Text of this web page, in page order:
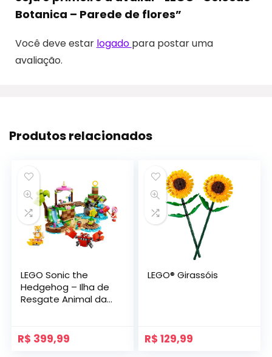
Botanica – Parede de flores”
Você deve estar logado para postar uma
avaliação.
Produtos relacionados
LEGO Sonic the
Hedgehog – Ilha de
Resgate Animal da
R$ 399,99
LEGO® Girassóis
R$ 129,99